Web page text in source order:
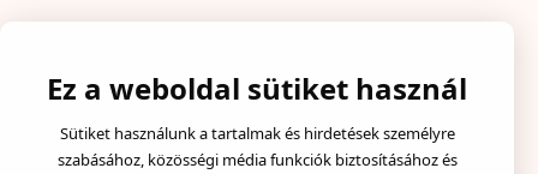
Ez a weboldal sütiket használ
Sütiket használunk a tartalmak és hirdetések személyre
szabásához, közösségi média funkciók biztosításához és